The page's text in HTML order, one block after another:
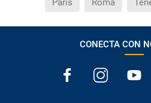
París Roma
CONECTA CON